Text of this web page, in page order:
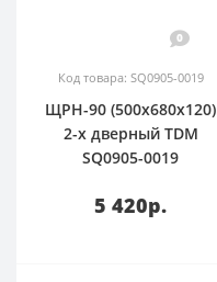
0
Код товара: SQ0905-0019
ЩРН-90 (500х680х120)
2-х дверный TDM
SQ0905-0019
5 420р.